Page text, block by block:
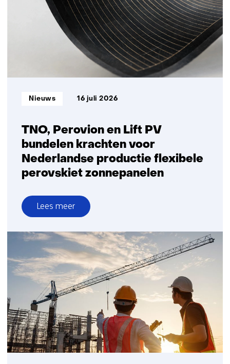
batterijen
Nederland:
volumes
TNO, Perovion en Lift PV
bundelen krachten voor
Nederlandse productie flexibele
perovskiet zonnepanelen
Informatietype:
Nieuws 16 juli 2026
Lees meer
over
TNO,
Perovion
Lift
PV
bundelen
krachten
voor
Nederlandse
productie
flexibele